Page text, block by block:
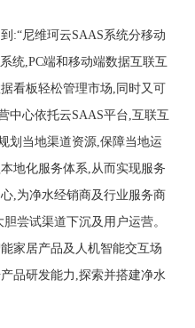
:“尼维珂云SAAS系统分移动
统,PC端和移动端数据互联互
看板轻松管理市场,同时又可
中心依托云SAAS平台,互联互
划当地渠道资源,保障当地运
地化服务体系,从而实现服务
,为净水经销商及行业服务商
尝试渠道下沉及用户运营。
家居产品及人机智能交互场
品研发能力,探索并搭建净水